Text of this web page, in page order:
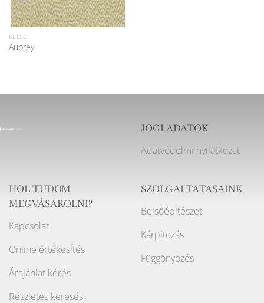
KELSO
Aubrey
JOGI ADATOK
Adatvédelmi nyilatkozat
HOL TUDOM
MEGVÁSÁROLNI?
Kapcsolat
Online értékesítés
Árajánlat kérés
Részletes keresés
SZOLGÁLTATÁSAINK
Belsőépítészet
Kárpitozás
Függönyözés